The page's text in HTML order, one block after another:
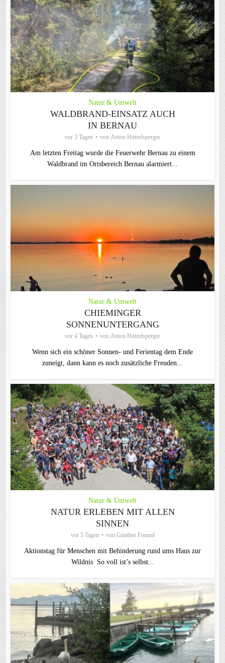
Natur & Umwelt
WALDBRAND-EINSATZ AUCH
IN BERNAU
vor 3 Tagen von Anton Hötzelsperger
Am letzten Freitag wurde die Feuerwehr Bernau zu einem
Waldbrand im Ortsbereich Bernau alarmiert...
Natur & Umwelt
CHIEMINGER
SONNENUNTERGANG
vor 4 Tagen von Anton Hötzelsperger
Wenn sich ein schöner Sonnen- und Ferientag dem Ende
zuneigt, dann kann es noch zusätzliche Freuden...
Natur & Umwelt
NATUR ERLEBEN MIT ALLEN
SINNEN
vor 5 Tagen von Günther Freund
Aktionstag für Menschen mit Behinderung rund ums Haus zur
Wildnis So voll ist’s selbst...